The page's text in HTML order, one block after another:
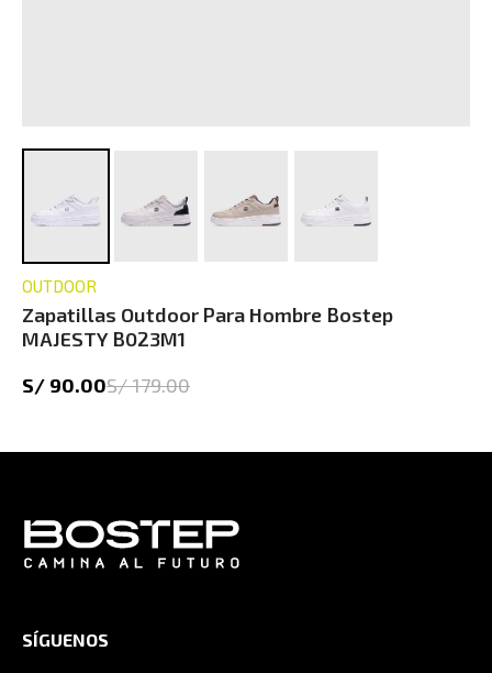
OUTDOOR
Zapatillas Outdoor Para Hombre Bostep
MAJESTY B023M1
S/ 90.00S/ 179.00
SÍGUENOS